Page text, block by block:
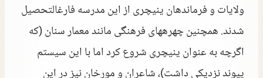
ولایات و فرماندهان ینیچری از این مدرسه فارغالتحصیل
شدند. همچنین چهرههای فرهنگی مانند معمار سنان (که
اگرچه به عنوان ینیچری شروع کرد اما با این سیستم
پیوند نزدیکی داشت)، شاعران و مورخان نیز در این